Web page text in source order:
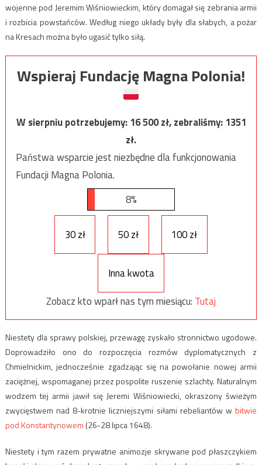
wojenne pod Jeremim Wiśniowieckim, który domagał się zebrania armii
i rozbicia powstańców. Według niego układy były dla słabych, a pożar
na Kresach można było ugasić tylko siłą.
Wspieraj Fundację Magna Polonia!
W sierpniu potrzebujemy:16 500zł, zebraliśmy:1351
zł.
Państwa wsparcie jest niezbędne dla funkcjonowania
Fundacji Magna Polonia.
8%
30 zł 50 zł 100 zł
Inna kwota
Zobacz kto wparł nas tym miesiącu: Tutaj
Niestety dla sprawy polskiej, przewagę zyskało stronnictwo ugodowe.
Doprowadziło ono do rozpoczęcia rozmów dyplomatycznych z
Chmielnickim, jednocześnie zgadzając się na powołanie nowej armii
zaciężnej, wspomaganej przez pospolite ruszenie szlachty. Naturalnym
wodzem tej armii jawił się Jeremi Wiśniowiecki, okraszony świeżym
zwycięstwem nad 8-krotnie liczniejszymi siłami rebeliantów wbitwie
pod Konstantynowem (26-28 lipca 1648).
Niestety i tym razem prywatne animozje skrywane pod płaszczykiem